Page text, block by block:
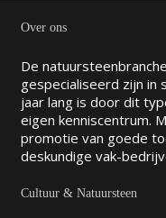
Over ons
De
gespecialiseerd zijn in
jaar lang is door dit
eigen kenniscentrum.
promotie van goede
deskundige vak-
Cultuur & Natuursteen